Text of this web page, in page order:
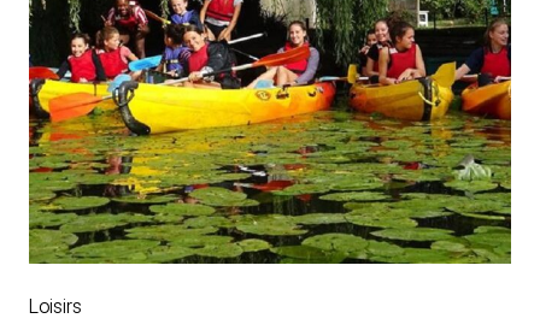
Loisirs